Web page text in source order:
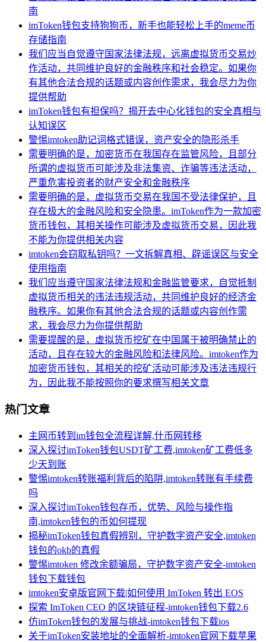
南
imToken钱包支持狗狗币，新手也能轻松上手的meme币
存储指南
我们应当自觉遵守国家法律法规，远离虚拟货币交易炒
作活动，共同维护良好的金融秩序和社会稳定。如果你
有其他合法合规的话题或内容创作需求，我会尽力为你
提供帮助
imToken钱包有担保吗？揭开去中心化钱包的安全真相与
认知误区
警惕imtoken助记词格式错误，资产安全的隐形杀手
需要明确的是，加密货币在我国存在监管风险，且部分
所谓的虚拟货币可能涉及非法集资、诈骗等违法活动，
严重危害投资者的财产安全和金融秩序
需要明确的是，虚拟货币交易在我国不受法律保护，且
存在极大的金融风险和安全隐患。imToken作为一款加密
货币钱包，其相关操作可能涉及虚拟货币交易，因此我
不能为你提供相关内容
imtoken会窃取私钥吗？一文拆解真相、辟谣误区与安全
使用指南
我们应当遵守国家法律法规和金融监管要求，自觉抵制
虚拟货币相关的违法违规活动，共同维护良好的经济金
融秩序。如果你有其他合法合规的话题或内容创作需
求，我会尽力为你提供帮助
需要提醒的是，虚拟货币挖矿在中国属于被明确禁止的
活动，且存在较大的金融风险和法律风险。imtoken作为
加密货币钱包，其相关的挖矿活动可能涉及违法违规行
为，因此我不能按照你的要求撰写相关文章
热门文章
主网币转到im钱包全流程详解,什币网转移
深入探讨imToken钱包USDT矿工费,imtoken矿工费低多
少天到账
警惕imtoken转账福利背后的陷阱,imtoken转账有手续费
吗
深入探讨imToken钱包存币，优势、风险与操作指
南,imtoken钱包的币如何提现
揭秘imToken钱包真假辨别，守护数字资产安全,imtoken
钱包的okb的真假
警惕imtoken 修改余额骗局，守护数字资产安全-imtoken
钱包下载钱包
imtoken安卓版官网下载|如何使用 ImToken 转出 EOS
探索 ImToken CEO 的区块链征程-imtoken钱包下载2.6
仿imToken钱包的发展与挑战-imtoken钱包下载ios
关于imToken安装地址的全面解析-imtoken官网下载苹果